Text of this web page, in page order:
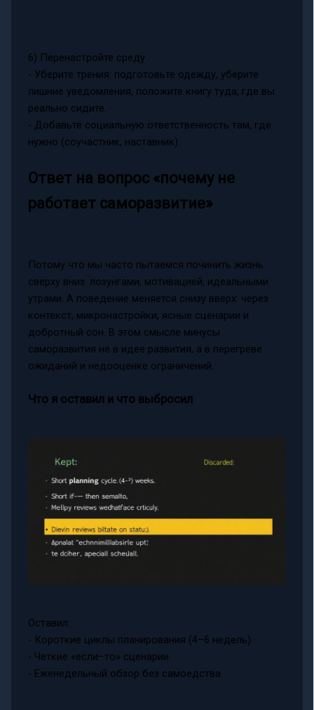
6) Перенастройте среду
- Уберите трения: подготовьте одежду, уберите
лишние уведомления, положите книгу туда, где вы
реально сидите.
- Добавьте социальную ответственность там, где
нужно (соучастник, наставник).
Ответ на вопрос «почему не
работает саморазвитие»
Потому что мы часто пытаемся починить жизнь
сверху вниз: лозунгами, мотивацией, идеальными
утрами. А поведение меняется снизу вверх: через
контекст, микронастройки, ясные сценарии и
добротный сон. В этом смысле минусы
саморазвития не в идее развития, а в перегреве
ожиданий и недооценке ограничений.
Что я оставил и что выбросил
Оставил:
- Короткие циклы планирования (4–6 недель).
- Четкие «если–то» сценарии.
- Еженедельный обзор без самоедства.